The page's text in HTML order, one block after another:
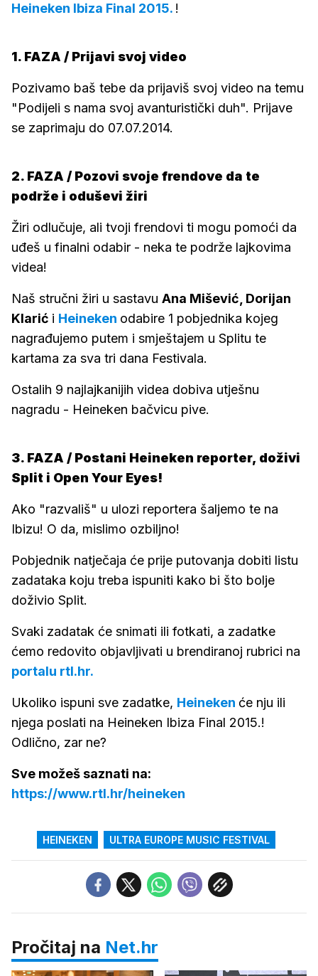
Heineken Ibiza Final 2015. !
1. FAZA / Prijavi svoj video
Pozivamo baš tebe da prijaviš svoj video na temu
"Podijeli s nama svoj avanturistički duh". Prijave
se zaprimaju do 07.07.2014.
2. FAZA / Pozovi svoje frendove da te
podrže i oduševi žiri
Žiri odlučuje, ali tvoji frendovi ti mogu pomoći da
uđeš u finalni odabir - neka te podrže lajkovima
videa!
Naš stručni žiri u sastavu Ana Mišević, Dorijan
Klarić i Heineken odabire 1 pobjednika kojeg
nagrađujemo putem i smještajem u Splitu te
kartama za sva tri dana Festivala.
Ostalih 9 najlajkanijih videa dobiva utješnu
nagradu - Heineken bačvicu pive.
3. FAZA / Postani Heineken reporter, doživi
Split i Open Your Eyes!
Ako "razvališ" u ulozi reportera šaljemo te na
Ibizu! O da, mislimo ozbiljno!
Pobjednik natječaja će prije putovanja dobiti listu
zadataka koju treba ispuniti kako bi što bolje
doživio Split.
Svaki zadatak će snimati ili fotkati, a zadatke
ćemo redovito objavljivati u brendiranoj rubrici na
portalu rtl.hr.
Ukoliko ispuni sve zadatke, Heineken će nju ili
njega poslati na Heineken Ibiza Final 2015.!
Odlično, zar ne?
Sve možeš saznati na:
https://www.rtl.hr/heineken
HEINEKEN ULTRA EUROPE MUSIC FESTIVAL
Pročitaj na Net.hr